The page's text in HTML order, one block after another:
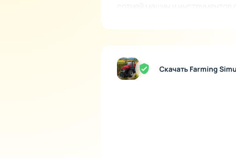
сотней машин и
детализированы, что вы
Для всех, кто ценит реализм
Скачать Farming